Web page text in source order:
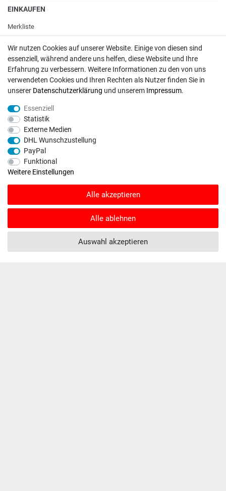
EINKAUFEN
Merkliste
RECHTLICHES
Widerrufs­recht
Daten­schutz­erklärung
AGB
Impressum
Unternehmen
Wir nutzen Cookies auf unserer Website. Einige von diesen sind
essenziell, während andere uns helfen, diese Website und Ihre
Erfahrung zu verbessern. Weitere Informationen zu den von uns
verwendeten Cookies und Ihren Rechten als Nutzer finden Sie in
unserer Daten­schutz­erklärung und unserem Impressum.
Essenziell
Statistik
Externe Medien
DHL Wunschzustellung
PayPal
Funktional
Weitere Einstellungen
Alle akzeptieren
Alle ablehnen
Auswahl akzeptieren